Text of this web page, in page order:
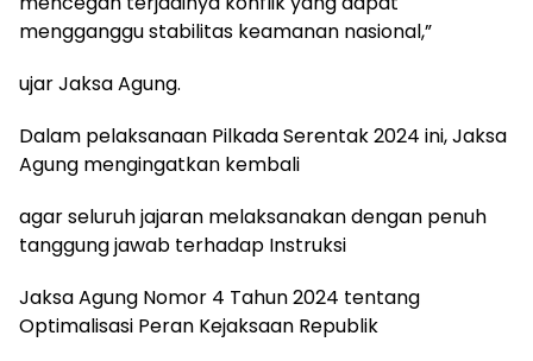
mengganggu stabilitas keamanan nasional,”
ujar Jaksa Agung.
Dalam pelaksanaan Pilkada Serentak 2024 ini, Jaksa
Agung mengingatkan kembali
agar seluruh jajaran melaksanakan dengan penuh
tanggung jawab terhadap Instruksi
Jaksa Agung Nomor 4 Tahun 2024 tentang
Optimalisasi Peran Kejaksaan Republik